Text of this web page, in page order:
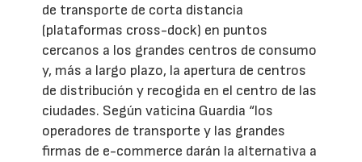
de transporte de corta distancia
(plataformas cross-dock) en puntos
cercanos a los grandes centros de consumo
y, más a largo plazo, la apertura de centros
de distribución y recogida en el centro de las
ciudades. Según vaticina Guardia “los
operadores de transporte y las grandes
firmas de e-commerce darán la alternativa a